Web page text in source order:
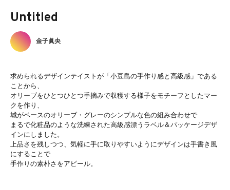
Untitled
金子眞央
求められるデザインテイストが「小豆島の手作り感と高級感」である
ことから、
オリーブをひとつひとつ手摘みで収穫する様子をモチーフとしたマー
クを作り、
城がベースのオリーブ・グレーのシンプルな色の組み合わせで
まるで化粧品のような洗練された高級感漂うラベル＆パッケージデザ
インにしました。
上品さを残しつつ、気軽に手に取りやすいようにデザインは手書き風
にすることで
手作りの素朴さをアピール。